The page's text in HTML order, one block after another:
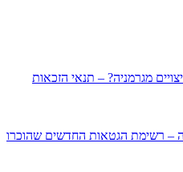
מגרמניה? – תנאי הזכאות
– רשימת הגטאות החדשים שהוכרו